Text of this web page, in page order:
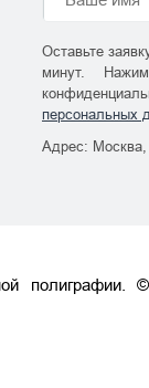
Оставьте
минут.
персональных
Адрес:
полиграфии. ©